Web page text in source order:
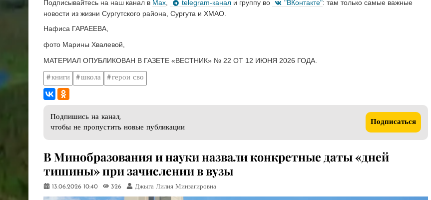
Подписывайтесь на наш канал в Max telegram-канал и группу во "ВКонтакте": там только самые важные
новости из жизни Сургутского района, Сургута и ХМАО.
Нафиса ГАРАЕЕВА,
фото Марины Хвалевой,
МАТЕРИАЛ ОПУБЛИКОВАН В ГАЗЕТЕ «ВЕСТНИК» № 22 ОТ 12 ИЮНЯ 2026 ГОДА.
книги школа герои сво
Подпишись на канал,
чтобы не пропустить новые публикации
Подписаться
​В Минобразования и науки назвали конкретные даты «дней
тишины» при зачислении в вузы
13.06.2026 10:40 326 Джыга Лилия Минзагировна